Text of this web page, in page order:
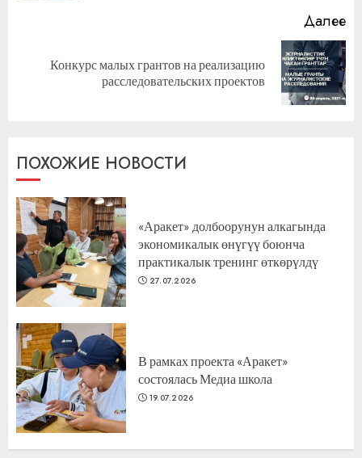
Далее
Следующая
Конкурс малых грантов на реализацию
расследовательских проектов
ПОХОЖИЕ НОВОСТИ
«Аракет» долбоорунун алкагында
экономикалык өнүгүү боюнча
практикалык тренинг өткөрүлдү
27.07.2026
В рамках проекта «Аракет»
состоялась Медиа школа
19.07.2026